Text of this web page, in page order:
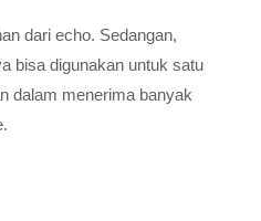
dari echo. Sedangan,
bisa digunakan untuk satu
dalam menerima banyak